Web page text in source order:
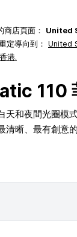
商店頁面： United
定導向到： United
港.
110
天和夜間光圈模
清晰、最有創意